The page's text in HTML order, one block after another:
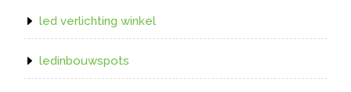
led verlichting winkel
ledinbouwspots